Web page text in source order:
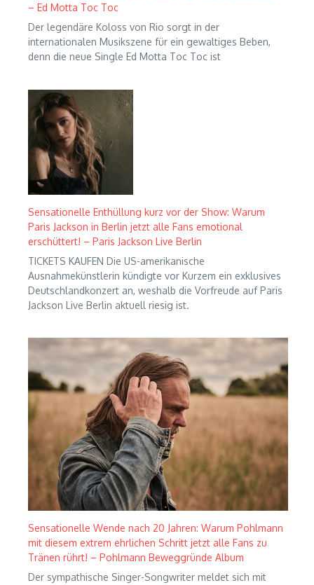
– Ed Motta Toc Toc
Der legendäre Koloss von Rio sorgt in der
internationalen Musikszene für ein gewaltiges Beben,
denn die neue Single Ed Motta Toc Toc ist
Sensationelle Enthüllung kurz vor der Show: Warum
Paris Jackson in Berlin jetzt alle Fans emotional
erschüttert! – Paris Jackson Live Berlin
TICKETS KAUFEN Die US-amerikanische
Ausnahmekünstlerin kündigte vor Kurzem ein exklusives
Deutschlandkonzert an, weshalb die Vorfreude auf Paris
Jackson Live Berlin aktuell riesig ist.
Sensationelle Wende nach 20 Jahren: Warum Pohlmann
mit diesem extrem ehrlichen Schritt jetzt alle Fans zu
Tränen rührt! – Pohlmann Beweggründe Album
Der sympathische Singer-Songwriter meldet sich mit